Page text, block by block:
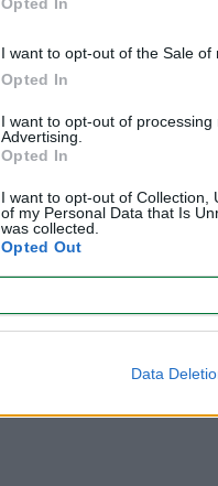
I want to opt-out of the Sale of
Opted In
I want to opt-out of
Advertising.
Opted In
I want to opt-out of Collection,
of my Personal Data that Is
was collected.
Opted Out
Data
dar durante la